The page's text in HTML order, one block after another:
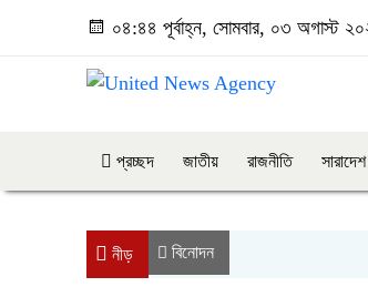
০৪:৪৪ পূর্বাহ্ন, সোমবার, ০৩ অগাস্ট
প্রচ্ছদ জাতীয় রাজনীতি সারাদেশ
নীড় বিনোদন